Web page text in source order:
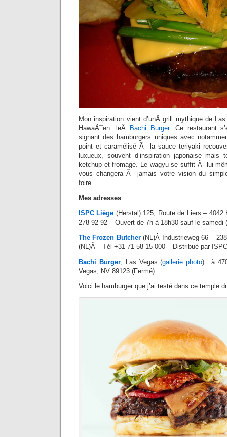
Mon inspiration vient d’unÂ grill mythique de
HawaÃ¯en: leÂ Bachi Burger. Ce restaurant
signant des hamburgers uniques avec
point et caramélisé Ã la sauce teriyaki
luxueux, souvent d’inspiration japonaise mais
ketchup et fromage. Le wagyu se suffit Ã lui-
vous changera Ã jamais votre vision du
foire.
Mes adresses:
ISPC Liège (Herstal) 125, Route de Liers – 4042
278 92 92 – Ouvert de 7h à 18h30 sauf le samedi
The Frozen Butcher (NL)Â Industrieweg 66 –
(NL)Â – Tél +31 71 58 15 000 – Distribué par
Bachi Burger, Las Vegas (gallerie photo) ::à
Vegas, NV 89123 (Fermé)
Voici le hamburger que j’ai testé dans ce temple